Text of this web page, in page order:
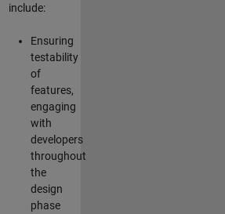
include:
Ensuring
testability
of
features,
engaging
with
developers
throughout
the
design
phase